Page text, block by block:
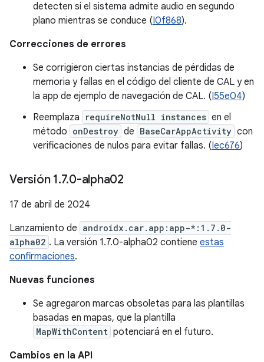
detecten si el sistema admite audio en segundo
plano mientras se conduce (I0f868).
Correcciones de errores
Se corrigieron ciertas instancias de pérdidas de
memoria y fallas en el código del cliente de CAL y en
la app de ejemplo de navegación de CAL. (I55e04)
Reemplaza
requireNotNull instances en el
método onDestroy de BaseCarAppActivity con
verificaciones de nulos para evitar fallas. (Iec676)
Versión 1.7.0-alpha02
17 de abril de 2024
Lanzamiento de androidx.car.app:app-*:1.7.0-
alpha02 . La versión 1.7.0-alpha02 contiene estas
confirmaciones.
Nuevas funciones
Se agregaron marcas obsoletas para las plantillas
basadas en mapas, que la plantilla
MapWithContent potenciará en el futuro.
Cambios en la API